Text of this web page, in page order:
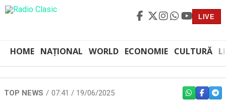
LIVE
HOME NAȚIONAL WORLD ECONOMIE CULTURĂ
TOP NEWS 07:41 / 19/06/2025 WHATSAPP